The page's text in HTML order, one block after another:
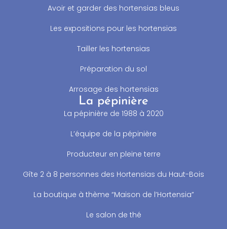
Avoir et garder des hortensias bleus
Les expositions pour les hortensias
Tailler les hortensias
Préparation du sol
Arrosage des hortensias
La pépinière
La pépinière de 1988 à 2020
L’équipe de la pépinière
Producteur en pleine terre
Gîte 2 à 8 personnes des Hortensias du Haut-Bois
La boutique à thème “Maison de l’Hortensia”
Le salon de thé